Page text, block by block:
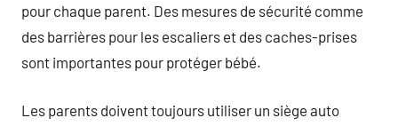
pour chaque parent. Des mesures de sécurité comme
des barrières pour les escaliers et des caches-prises
sont importantes pour protéger bébé.
Les parents doivent toujours utiliser un siège auto